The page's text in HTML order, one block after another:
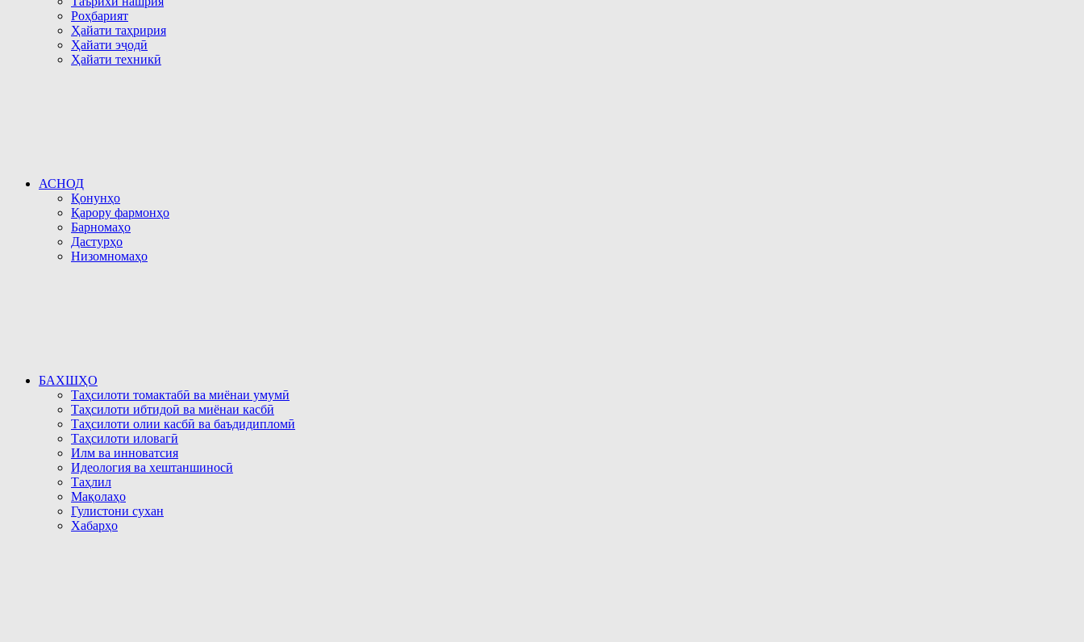
Роҳбарият
Ҳайати таҳририя
Ҳайати эҷодӣ
Ҳайати техникӣ
АСНОД
Қонунҳо
Қарору фармонҳо
Барномаҳо
Дастурҳо
Низомномаҳо
БАХШҲО
Таҳсилоти томактабӣ ва миёнаи умумӣ
Таҳсилоти ибтидоӣ ва миёнаи касбӣ
Таҳсилоти олии касбӣ ва баъдидипломӣ
Таҳсилоти иловагӣ
Илм ва инноватсия
Идеология ва хештаншиносӣ
Таҳлил
Мақолаҳо
Гулистони сухан
Хабарҳо